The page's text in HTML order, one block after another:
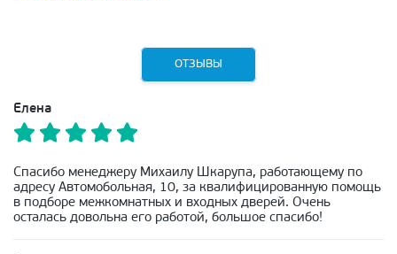
ОТЗЫВЫ
Елена
Спасибо менеджеру Михаилу Шкарупа, работающему по
адресу Автомобольная, 10, за квалифицированную помощь
в подборе межкомнатных и входных дверей. Очень
осталась довольна его работой, большое спасибо!